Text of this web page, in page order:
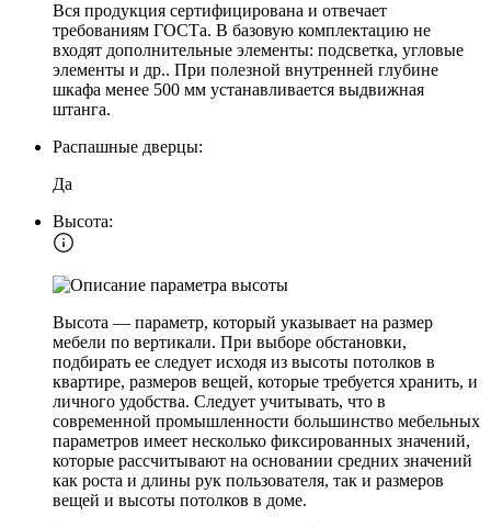
Вся продукция сертифицирована и отвечает
требованиям ГОСТа. В базовую комплектацию не
входят дополнительные элементы: подсветка, угловые
элементы и др.. При полезной внутренней глубине
шкафа менее 500 мм устанавливается выдвижная
штанга.
Распашные дверцы:
Да
Высота:
Высота — параметр, который указывает на размер
мебели по вертикали. При выборе обстановки,
подбирать ее следует исходя из высоты потолков в
квартире, размеров вещей, которые требуется хранить, и
личного удобства. Следует учитывать, что в
современной промышленности большинство мебельных
параметров имеет несколько фиксированных значений,
которые рассчитывают на основании средних значений
как роста и длины рук пользователя, так и размеров
вещей и высоты потолков в доме.